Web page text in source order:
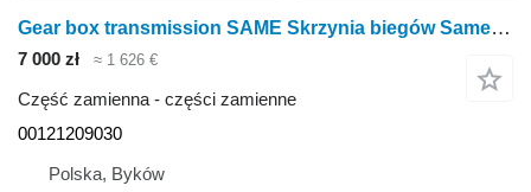
Gear box transmission SAME Skrzynia biegów Same Tiger 70 00121209030 do ciągnika kołowego SAME Tiger 70
7 000 zł ≈ 1 626 €
Część zamienna - części zamienne
00121209030
Polska, Byków